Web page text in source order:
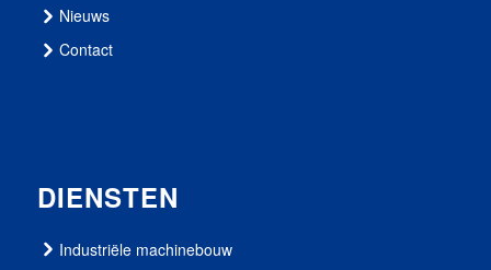
Nieuws
Contact
DIENSTEN
Industriële machinebouw